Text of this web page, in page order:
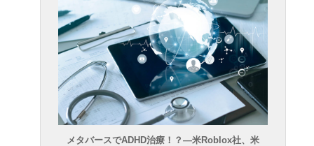
メタバースでADHD治療！？―米Roblox社、米